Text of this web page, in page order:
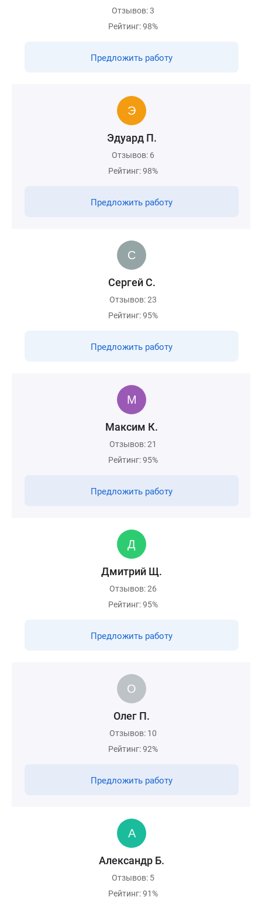
Отзывов: 3
Рейтинг: 98%
Предложить работу
Эдуард П.
Отзывов: 6
Рейтинг: 98%
Предложить работу
Сергей С.
Отзывов: 23
Рейтинг: 95%
Предложить работу
Максим К.
Отзывов: 21
Рейтинг: 95%
Предложить работу
Дмитрий Щ.
Отзывов: 26
Рейтинг: 95%
Предложить работу
Олег П.
Отзывов: 10
Рейтинг: 92%
Предложить работу
Александр Б.
Отзывов: 5
Рейтинг: 91%